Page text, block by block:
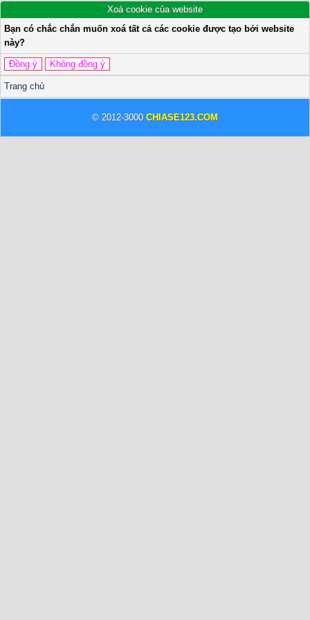
Xoá cookie của website
Bạn có chắc chắn muốn xoá tất cả các cookie được tạo bởi website
này?
Trang chủ
© 2012-3000 CHIASE123.COM